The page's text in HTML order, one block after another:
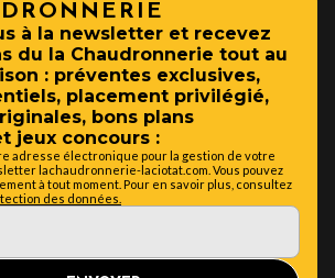
à la newsletter et recevez
du la Chaudronnerie tout au
: préventes exclusives,
placement privilégié,
bons plans
jeux concours :
adresse électronique pour la gestion de votre
lachaudronnerie-laciotat.com. Vous pouvez
à tout moment. Pour en savoir plus, consultez
des données.